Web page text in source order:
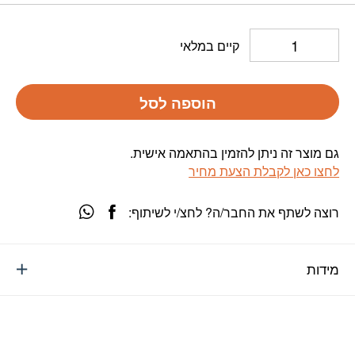
קיים במלאי
הוספה לסל
גם מוצר זה ניתן להזמין בהתאמה אישית.
לחצו כאן לקבלת הצעת מחיר
מידות
רוצה לשתף את החבר/ה? לחצ/י לשיתוף: